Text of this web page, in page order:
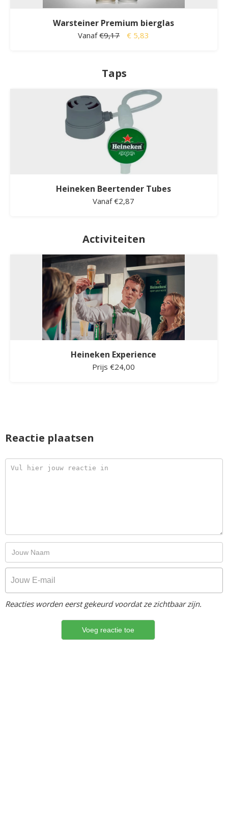
Warsteiner Premium bierglas
Vanaf€9,17 € 5,83
Taps
Heineken Beertender Tubes
Vanaf €2,87
Activiteiten
Heineken Experience
Prijs €24,00
Reactie plaatsen
Reacties worden eerst gekeurd voordat ze zichtbaar zijn.